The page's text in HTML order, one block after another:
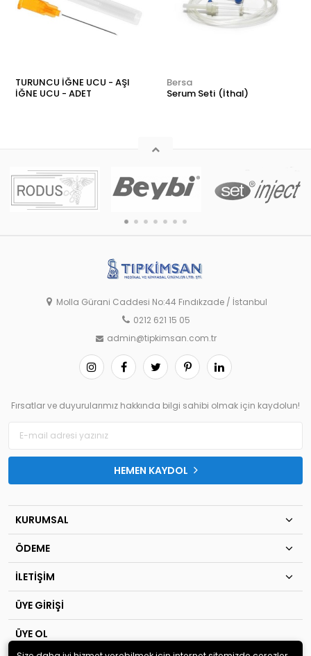
TURUNCU İĞNE UCU - AŞI
İĞNE UCU - ADET
Bersa
Serum Seti (İthal)
Molla Gürani Caddesi No:44 Fındıkzade / İstanbul
0212 621 15 05
admin@tipkimsan.com.tr
Fırsatlar ve duyurularımız hakkında bilgi sahibi olmak için kaydolun!
HEMEN KAYDOL
KURUMSAL
ÖDEME
İLETİŞİM
ÜYE GİRİŞİ
ÜYE OL